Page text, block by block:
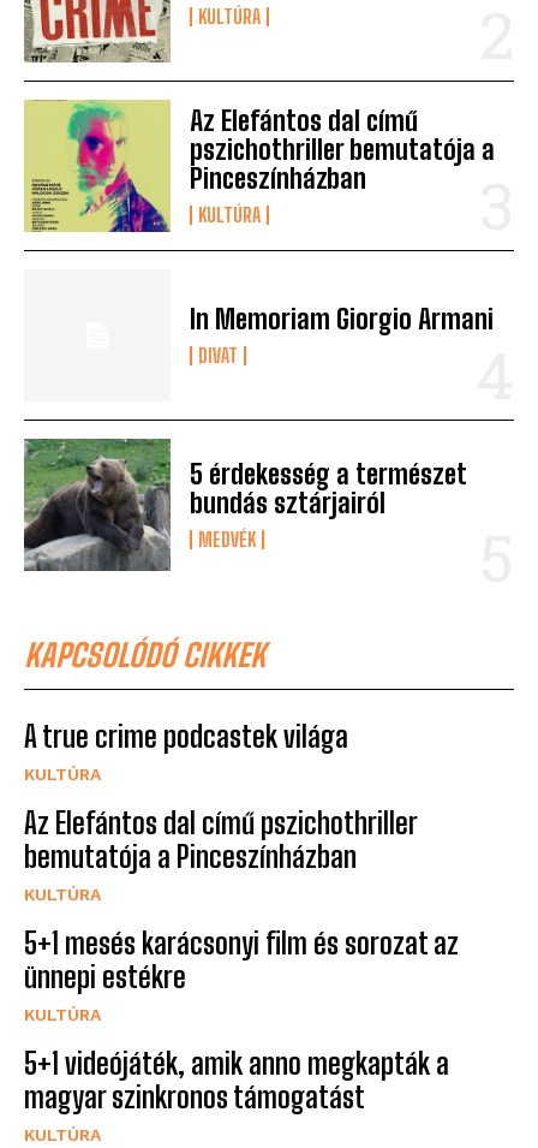
KULTÚRA
Az Elefántos dal című
pszichothriller bemutatója a
Pinceszínházban
KULTÚRA
In Memoriam Giorgio Armani
DIVAT
5 érdekesség a természet
bundás sztárjairól
MEDVÉK
KAPCSOLÓDÓ CIKKEK
A true crime podcastek világa
KULTÚRA
Az Elefántos dal című pszichothriller
bemutatója a Pinceszínházban
KULTÚRA
5+1 mesés karácsonyi film és sorozat az
ünnepi estékre
KULTÚRA
5+1 videójáték, amik anno megkapták a
magyar szinkronos támogatást
KULTÚRA